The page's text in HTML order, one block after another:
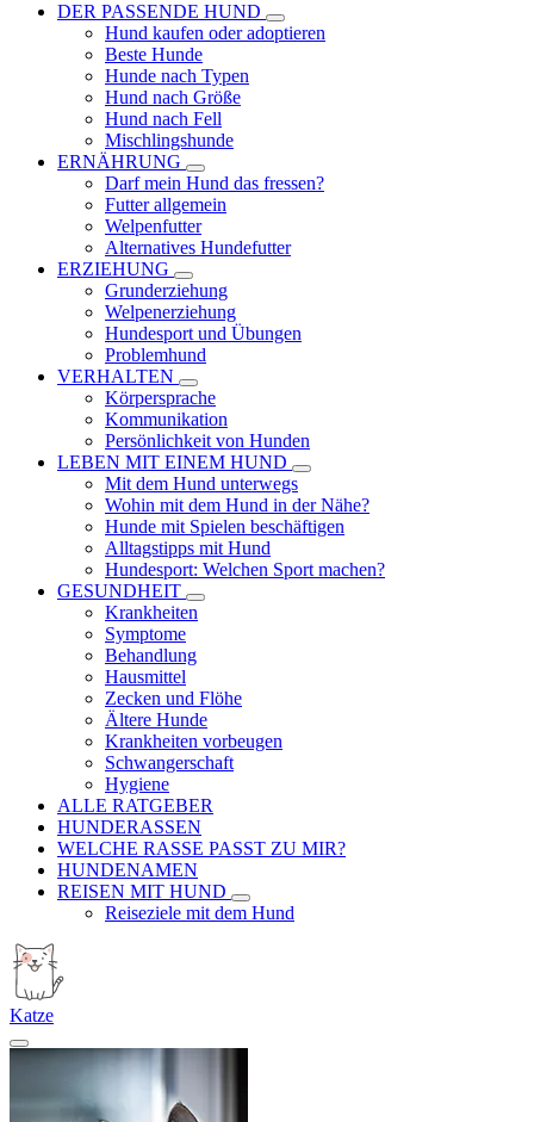
DER PASSENDE HUND
Hund kaufen oder adoptieren
Beste Hunde
Hunde nach Typen
Hund nach Größe
Hund nach Fell
Mischlingshunde
ERNÄHRUNG
Darf mein Hund das fressen?
Futter allgemein
Welpenfutter
Alternatives Hundefutter
ERZIEHUNG
Grunderziehung
Welpenerziehung
Hundesport und Übungen
Problemhund
VERHALTEN
Körpersprache
Kommunikation
Persönlichkeit von Hunden
LEBEN MIT EINEM HUND
Mit dem Hund unterwegs
Wohin mit dem Hund in der Nähe?
Hunde mit Spielen beschäftigen
Alltagstipps mit Hund
Hundesport: Welchen Sport machen?
GESUNDHEIT
Krankheiten
Symptome
Behandlung
Hausmittel
Zecken und Flöhe
Ältere Hunde
Krankheiten vorbeugen
Schwangerschaft
Hygiene
ALLE RATGEBER
HUNDERASSEN
WELCHE RASSE PASST ZU MIR?
HUNDENAMEN
REISEN MIT HUND
Reiseziele mit dem Hund
Katze